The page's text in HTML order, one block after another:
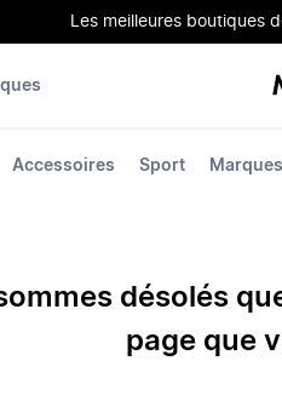
Les meilleures boutiques
Accessoires Sport Marques
désolés
page que